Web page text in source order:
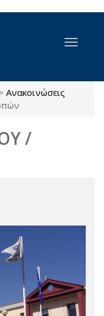
Toggle
Ανακοινώσεις
/